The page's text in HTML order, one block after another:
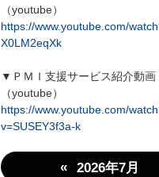
（youtube）
https://www.youtube.com/
X0LM2eqXk
▼ＰＭＩ支援サービス紹介動画
（youtube）
https://www.youtube.com/
v=SUSEY3f3a-k
« 2026年7月